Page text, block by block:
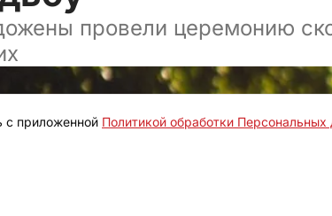
провели церемонию
с приложенной Политикой обработки Персональных